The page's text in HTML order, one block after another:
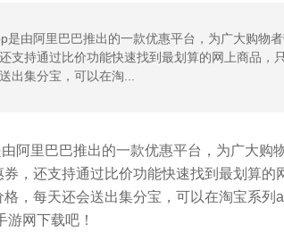
是由阿里巴巴推出的一款优惠平台，为广大购物
支持通过比价功能快速找到最划算的网上商品，
出集分宝，可以在淘...
由阿里巴巴推出的一款优惠平台，为广大购
券，还支持通过比价功能快速找到最划算
格，每天还会送出集分宝，可以在淘宝系
游网下载吧！